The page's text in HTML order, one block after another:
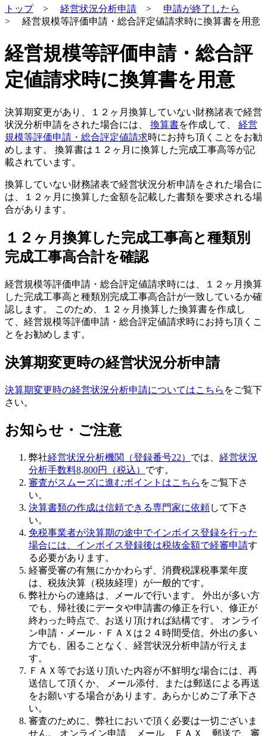
トップ> 経営状況分析申請 > 申請が終了したら
> 経営規模等評価申請・総合評定値請求時に換算書を用意
経営規模等評価申請・総合評
定値請求時に換算書を用意
決算期変更があり、１２ヶ月換算していない財務諸表で経営
状況分析申請をされた場合には、 換算書を作成して、 経営
規模等評価申請・総合評定値請求時にお持ち頂くことをお勧
めします。 換算書は１２ヶ月に換算した完成工事高等が記
載されています。
換算していない財務諸表で経営状況分析申請をされた場合に
は、１２ヶ月に換算した金額を記載した書類を要求される場
合があります。
１２ヶ月換算した完成工事高と種類別
完成工事高合計を確認
経営規模等評価申請・総合評定値請求時には、１２ヶ月換算
した完成工事高と種類別完成工事高合計が一致しているか確
認します。 このため、１２ヶ月換算した換算書を作成し
て、経営規模等評価申請・総合評定値請求時にお持ち頂くこ
とをお勧めします。
決算期変更時の経営状況分析申請
決算期変更時の経営状況分析申請についてはこちら をご覧下
さい。
お知らせ・ご注意
弊社経営状況分析機関（登録番号22） では、 経営状況
分析手数料8,800円（税込） です。
審査がスムーズに進むポイントはこちら をご覧下さ
い。
決算書類の作成は信頼できる専門家に依頼して下さ
い。
免税事業者が決算期の途中でインボイス登録を行った
場合には、インボイス登録後は税抜金額で経審申請す
る必要があります。
経審受審の有無にかかわらず、消費税課税事業年度
は、税抜決算（税抜経理）が一般的です。
弊社からの連絡は、
メールで行います。 外出が多い方
でも、帰社後にデータや申請書の修正を行い、修正が
終わった時点で、お送り頂ければ結構です。 オンライ
ン申請・メール・ＦＡＸは２４時間受信。外出の多い
方でも、困ることなく、経営状況分析申請が行えま
す。
ＦＡＸ等でお送り頂いた内容が不鮮明な場合には、再
送信して頂くか、 メール添付、または郵送による再送
をお願いする場合があります。あらかじめご了承下さ
い。
審査のために、 弊社においで頂く必要は一切ございま
せん。 オンライン申請、メール、ＦＡＸ、郵送で、審